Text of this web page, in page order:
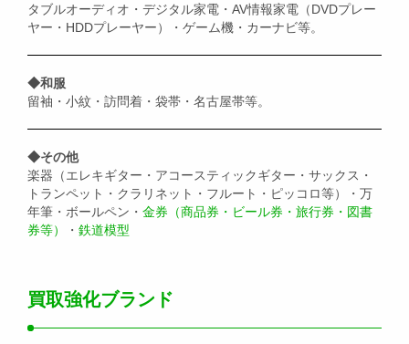
タブルオーディオ・デジタル家電・AV情報家電（DVDプレー
ヤー・HDDプレーヤー）・ゲーム機・カーナビ等。
◆和服
留袖・小紋・訪問着・袋帯・名古屋帯等。
◆その他
楽器（エレキギター・アコースティックギター・サックス・
トランペット・クラリネット・フルート・ピッコロ等）・万
年筆・ボールペン・ 金券（商品券・ビール券・旅行券・図書
券等）
・ 鉄道模型
買取強化ブランド